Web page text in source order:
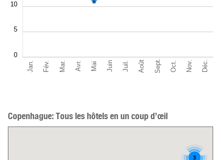
Jan. Fév. Mar. Avr. Mai Juin Juil. Août Sept. Oct. Nov. Déc.
0
5
10
Copenhague: Tous les hôtels en un coup d’œil
3